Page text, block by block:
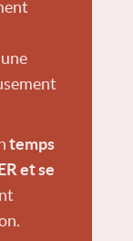
temps
et se